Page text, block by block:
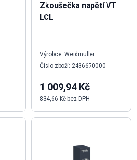
Zkoušečka napětí VT
LCL
Výrobce: Weidmüller
Číslo zboží: 2436670000
1 009,94 Kč
834,66 Kč bez DPH